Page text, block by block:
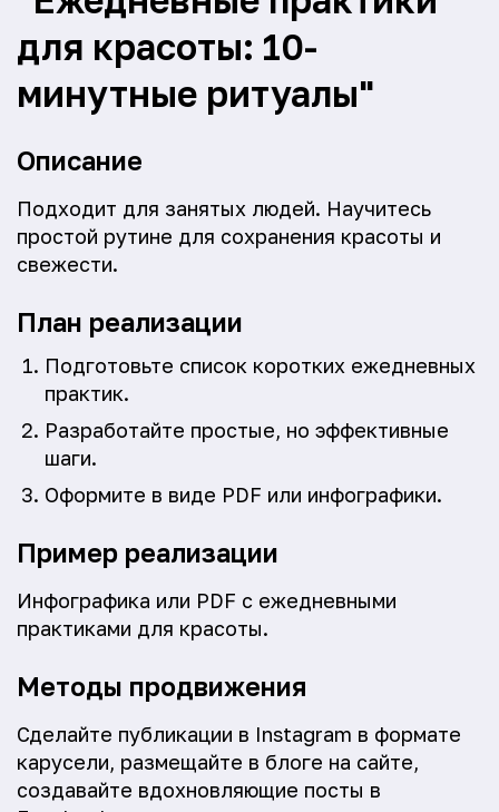
для красоты: 10-
минутные ритуалы"
Описание
Подходит для занятых людей. Научитесь
простой рутине для сохранения красоты и
свежести.
План реализации
Подготовьте список коротких ежедневных
практик.
Разработайте простые, но эффективные
шаги.
Оформите в виде PDF или инфографики.
Пример реализации
Инфографика или PDF с ежедневными
практиками для красоты.
Методы продвижения
Сделайте публикации в Instagram в формате
карусели, размещайте в блоге на сайте,
создавайте вдохновляющие посты в